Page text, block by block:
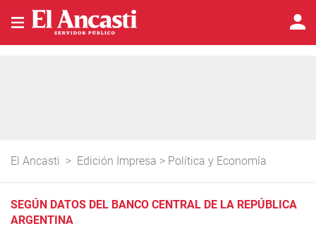
El Ancasti > Edición Impresa > Política y Economía
SEGÚN DATOS DEL BANCO CENTRAL DE LA REPÚBLICA
ARGENTINA